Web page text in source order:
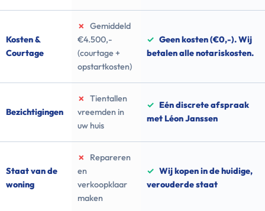
Kosten &
Courtage
✗
Gemiddeld
€4.500,-
(courtage +
opstartkosten)
✓ Geen kosten (€0,-). Wij
betalen alle notariskosten.
Bezichtigingen
✗
Tientallen
vreemden in
uw huis
✓ Eén discrete afspraak
met Léon Janssen
Staat van de
woning
✗
Repareren
en
verkoopklaar
maken
✓ Wij kopen in de huidige,
verouderde staat